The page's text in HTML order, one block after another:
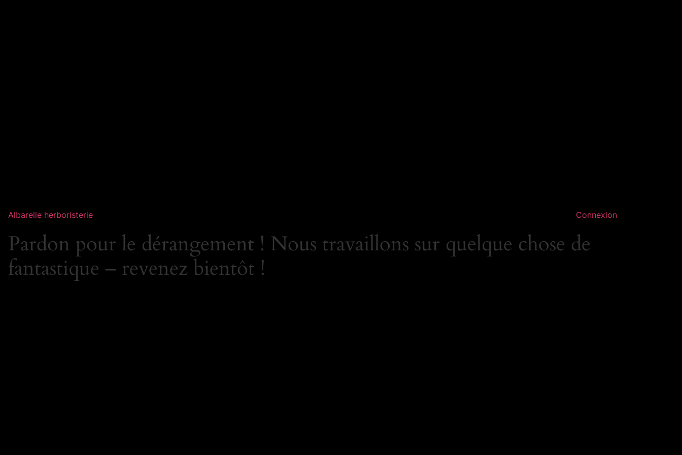
Albarelle herboristerie Connexion
Pardon pour le dérangement ! Nous travaillons sur quelque chose de
fantastique – revenez bientôt !